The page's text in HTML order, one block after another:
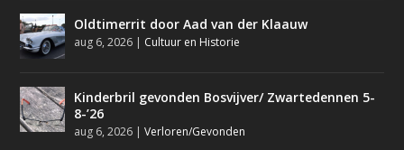
Oldtimerrit door Aad van der Klaauw
aug 6, 2026 | Cultuur en Historie
Kinderbril gevonden Bosvijver/ Zwartedennen 5-
8-’26
aug 6, 2026 |Verloren/Gevonden